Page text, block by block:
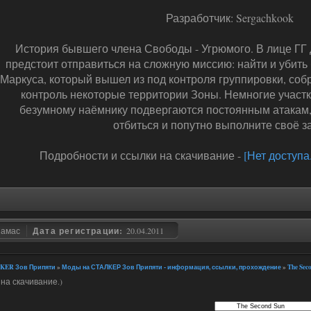
Разработчик: Sergachkook
История бывшего члена Свободы - Угрюмого. В лице
предстоит отправиться на сложную миссию: найти и
Маркуса, который вышел из под контроля группировки,
контроль некоторые территории Зоны. Немногие
безумному наёмнику подвергаются постоянным
отбиться и попутно выполните своё
Подробности и ссылки на скачивание - [Нет
Дата регистрации: 20.04.2011
Зов Припяти » Моды на СТАЛКЕР Зов Припяти - информация, ссылки, прохождение» The
скачивание.)